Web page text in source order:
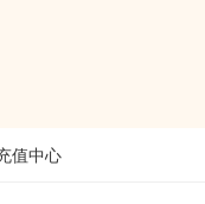
值中心